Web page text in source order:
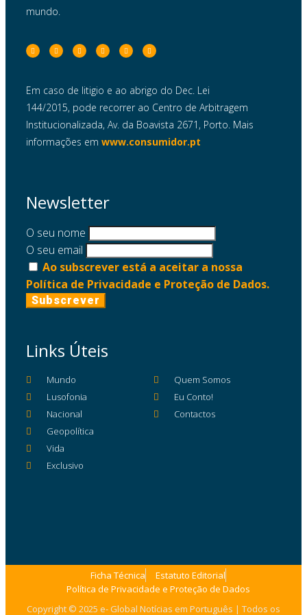
mundo.
Em caso de litigio e ao abrigo do Dec. Lei
144/2015, pode recorrer ao Centro de Arbitragem
Institucionalizada, Av. da Boavista 2671, Porto. Mais
informações em www.consumidor.pt
Links Úteis
Mundo
Lusofonia
Nacional
Geopolítica
Vida
Exclusivo
Quem Somos
Eu Conto!
Contactos
Newsletter
O seu nome
O seu email
Ao subscrever está a aceitar a nossa
Política de Privacidade e Proteção de Dados.
Copyright © 2025 e- Global Notícias em Português | Todos os
Ficha Técnica
Estatuto Editorial
Política de Privacidade e Proteção de Dados